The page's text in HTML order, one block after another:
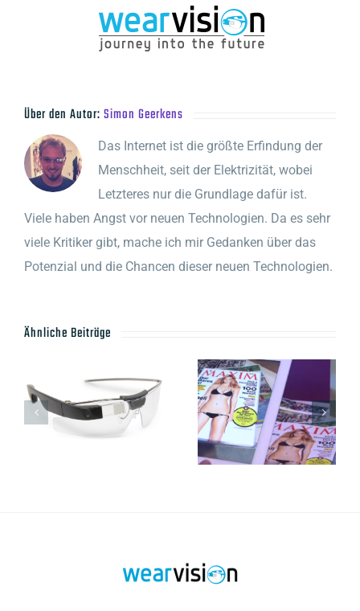
Über den Autor:Simon Geerkens
Das Internet ist die größte Erfindung der
Menschheit, seit der Elektrizität, wobei
Letzteres nur die Grundlage dafür ist.
Viele haben Angst vor neuen Technologien. Da es sehr
viele Kritiker gibt, mache ich mir Gedanken über das
Potenzial und die Chancen dieser neuen Technologien.
Ähnliche Beiträge